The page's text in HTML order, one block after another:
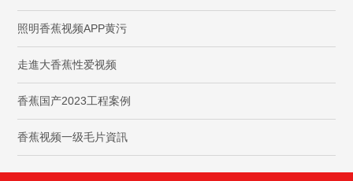
照明香蕉视频APP黄污
走進大香蕉性爱视频
香蕉国产2023工程案例
香蕉视频一级毛片資訊